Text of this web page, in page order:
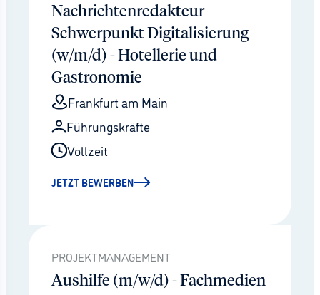
Nachrichtenredakteur
Schwerpunkt Digitalisierung
(w/m/d) - Hotellerie und
Gastronomie
Frankfurt am Main
Führungskräfte
Vollzeit
JETZT BEWERBEN
PROJEKTMANAGEMENT
Aushilfe (m/w/d) - Fachmedien